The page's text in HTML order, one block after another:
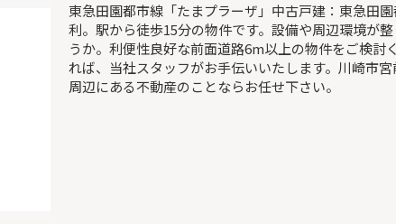
東急田園都市線「たまプラーザ」中古戸建：東急田
利。駅から徒歩15分の物件です。設備や周辺環境が
うか。利便性良好な前面道路6m以上の物件をご検討
れば、当社スタッフがお手伝いいたします。川崎市
周辺にある不動産のことならお任せ下さい。